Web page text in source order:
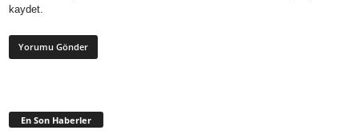
kaydet.
En Son Haberler